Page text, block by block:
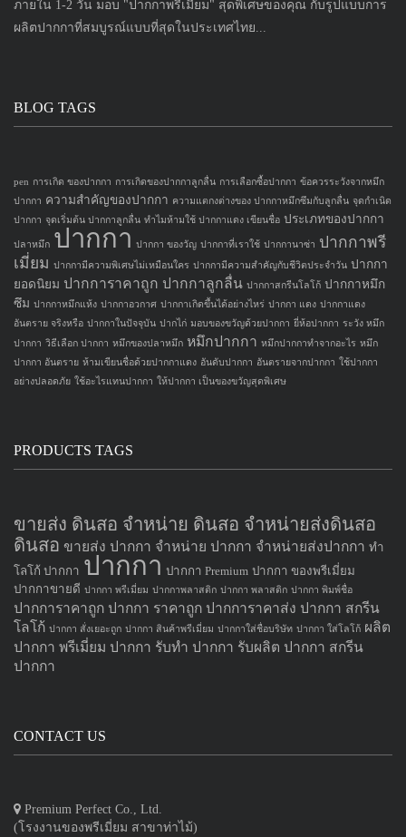
ภายใน 1-2 วัน มอบ "ปากกาพรีเมี่ยม" สุดพิเศษของคุณ กับรูปแบบการ
ผลิตปากกาที่สมบูรณ์แบบที่สุดในประเทศไทย...
BLOG TAGS
pen การเกิด ของปากกา การเกิดของปากกาลูกลื่น การเลือกซื้อปากกา ข้อควรระวังจากหมึก
ปากกา ความสำคัญของปากกา ความแตกงต่างของ ปากกาหมึกซึมกับลูกลื่น จุดกำเนิด
ปากกา จุดเริ่มต้น ปากกาลูกลื่น ทำไมห้ามใช้ ปากกาแดง เขียนชื่อ ประเภทของปากกา
ปลาหมึก ปากกา ปากกา ของวัญ ปากกาที่เราใช้ ปากกานาซ่า ปากกาพรี
เมี่ยม ปากกามีความพิเศษไม่เหมือนใคร ปากกามีความสำคัญกับชีวิตประจำวัน ปากกา
ยอดนิยม ปากการาคาถูก ปากกาลูกลื่น ปากกาสกรีนโลโก้ ปากกาหมึก
ซึม ปากกาหมึกแห้ง ปากกาอวกาศ ปากกาเกิดขึ้นได้อย่างไหร่ ปากกา แดง ปากกาแดง
อันตราย จริงหรือ ปากกาในปัจจุบัน ปากไก่ มอบของขวัญด้วยปากกา ยี่ห้อปากกา ระวัง หมึก
ปากกา วิธีเลือก ปากกา หมึกของปลาหมึก หมึกปากกา หมึกปากกาทำจากอะไร หมึก
ปากกา อันตราย ห้ามเขียนชื่อด้วยปากกาแดง อันดับปากกา อันตรายจากปากกา ใช้ปากกา
อย่างปลอดภัย ใช้อะไรแทนปากกา ให้ปากกา เป็นของขวัญสุดพิเศษ
PRODUCTS TAGS
ขายส่ง ดินสอ จำหน่าย ดินสอ จำหน่ายส่งดินสอ
ดินสอ ขายส่ง ปากกา จำหน่าย ปากกา จำหน่ายส่งปากกา ทำ
โลโก้ ปากกา ปากกา ปากกา Premium ปากกา ของพรีเมี่ยม
ปากกาขายดี ปากกา พรีเมี่ยม ปากกาพลาสติก ปากกา พลาสติก ปากกา พิมพ์ชื่อ
ปากการาคาถูก ปากกา ราคาถูก ปากการาคาส่ง ปากกา สกรีน
โลโก้ ปากกา สั่งเยอะถูก ปากกา สินค้าพรีเมี่ยม ปากกาใส่ชื่อบริษัท ปากกา ใส่โลโก้ ผลิต
ปากกา พรีเมี่ยม ปากกา รับทำ ปากกา รับผลิต ปากกา สกรีน
ปากกา
CONTACT US
Premium Perfect Co., Ltd.
(โรงงานของพรีเมี่ยม สาขาท่าไม้)